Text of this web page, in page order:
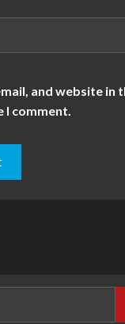
and website in
comment.